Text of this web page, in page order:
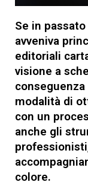
Se in
avveniva
editoriali
visione a
modalità di
con un
anche gli
colore.